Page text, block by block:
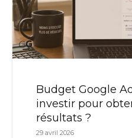
Budget Google
investir pour
résultats ?
29 avril 2026